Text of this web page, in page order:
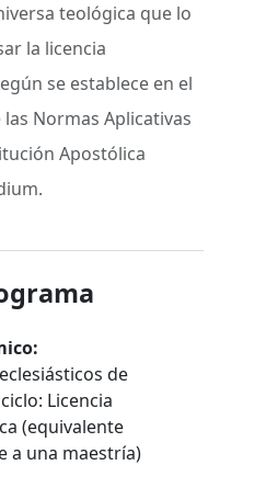
teológica que lo
la licencia
se establece en el
Normas Aplicativas
Apostólica
de
Licencia
(equivalente
a una maestría)